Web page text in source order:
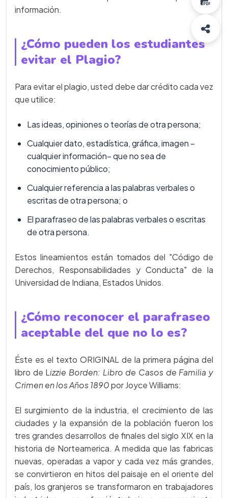
información.
¿Cómo pueden los estudiantes
evitar el Plagio?
Para evitar el plagio, usted debe dar crédito cada vez
que utilice:
Las ideas, opiniones o teorías de otra persona;
Cualquier dato, estadística, gráfica, imagen –
cualquier información– que no sea de
conocimiento público;
Cualquier referencia a las palabras verbales o
escritas de otra persona; o
El parafraseo de las palabras verbales o escritas
de otra persona.
Estos lineamientos están tomados del "Código de
Derechos, Responsabilidades y Conducta" de la
Universidad de Indiana, Estados Unidos.
¿Cómo reconocer el parafraseo
aceptable del que no lo es?
Éste es el texto ORIGINAL de la primera página del
libro de Lizzie Borden: Libro de Casos de Familia y
Crimen en los Años 1890por Joyce Williams:
El surgimiento de la industria, el crecimiento de las
ciudades y la expansión de la población fueron los
tres grandes desarrollos de finales del siglo XIX en la
historia de Norteamerica. A medida que las fabricas
nuevas, operadas a vapor y cada vez más grandes,
se convirtieron en hitos del paisaje en el oriente del
país, los granjeros se transformaron en trabajadores